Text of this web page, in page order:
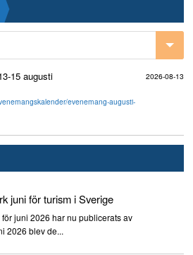
15 augusti
2026-08-13
evenemang-augusti-
juni för turism i Sverige
juni 2026 har nu publicerats av
2026 blev de...